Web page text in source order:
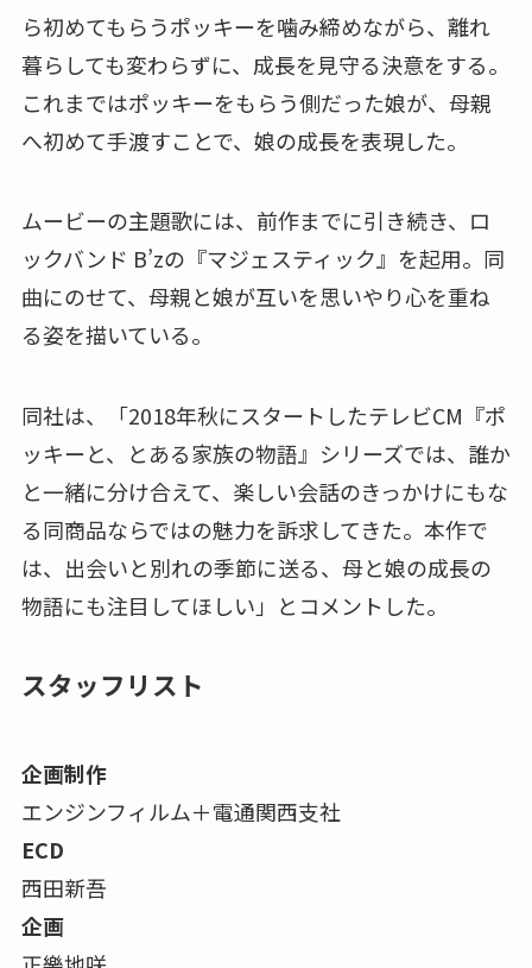
ら初めてもらうポッキーを噛み締めながら、離れ
暮らしても変わらずに、成長を見守る決意をする。
これまではポッキーをもらう側だった娘が、母親
へ初めて手渡すことで、娘の成長を表現した。
ムービーの主題歌には、前作までに引き続き、ロ
ックバンド B’zの『マジェスティック』を起用。同
曲にのせて、母親と娘が互いを思いやり心を重ね
る姿を描いている。
同社は、「2018年秋にスタートしたテレビCM『ポ
ッキーと、とある家族の物語』シリーズでは、誰か
と一緒に分け合えて、楽しい会話のきっかけにもな
る同商品ならではの魅力を訴求してきた。本作で
は、出会いと別れの季節に送る、母と娘の成長の
物語にも注目してほしい」とコメントした。
スタッフリスト
企画制作
エンジンフィルム＋電通関西支社
ECD
西田新吾
企画